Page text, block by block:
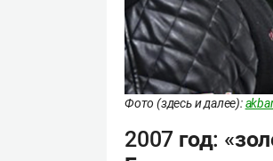
Фото (здесь и далее):
2007 год: